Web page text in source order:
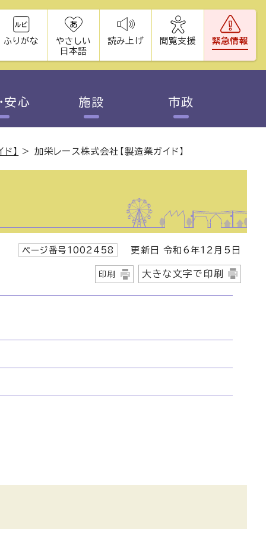
ふりがな
やさしい
日本語
読み上げ 閲覧支援 緊急情報
安心 施設 市政
】 > 加栄レース株式会社【製造業ガイド】
ページ番号1002458 更新日 令和6年12月5日
印刷 大きな文字で印刷